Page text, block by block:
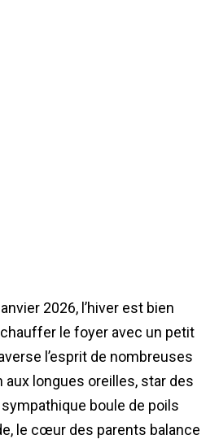
2026, l’hiver est bien
le foyer avec un petit
l’esprit de nombreuses
aux longues oreilles, star des
boule de poils
le cœur des parents balance